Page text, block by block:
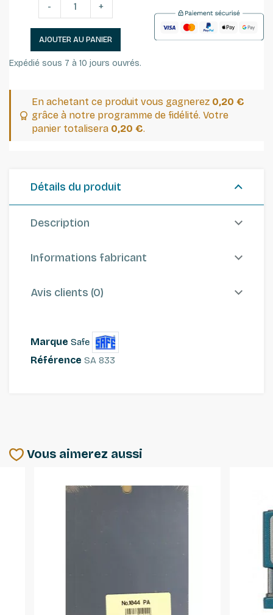
- +
AJOUTER AU PANIER
Expédié sous 7 à 10 jours ouvrés.
En achetant ce produit vous gagnerez 0,20 €
grâce à notre programme de fidélité. Votre
panier totalisera 0,20 €.
Détails du produit
Description
Informations fabricant
Avis clients (0)
Marque Safe
Référence SA 833
Vous aimerez aussi